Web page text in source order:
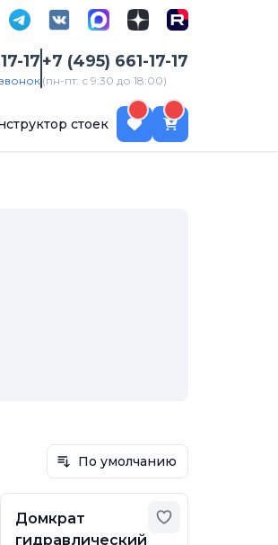
17+7 (495) 661-17-17
(пн-пт: с 9:30 до 18:00)
стоек
По умолчанию
в избранное Добавить в
Домкрат
гидравлический